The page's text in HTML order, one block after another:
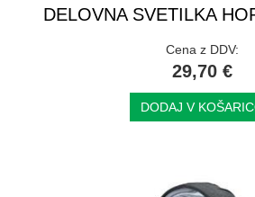
DELOVNA SVETILKA
Cena z DDV:
29,70 €
DODAJ V